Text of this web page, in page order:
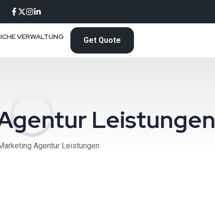
VERWALTUNG Get Quote
Leistungen
Agentur Leistungen